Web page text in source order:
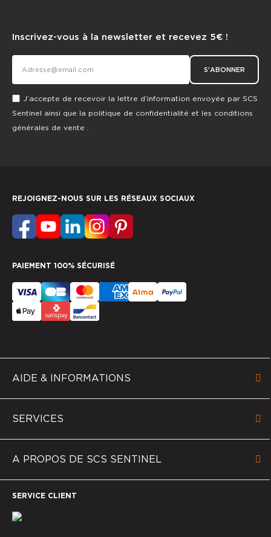
Inscrivez-vous à la newsletter et recevez 5€ !
S'ABONNER
J’accepte de recevoir la lettre d’information envoyée par SCS
Sentinel ainsi que la politique de confidentialité et les conditions
générales de vente
AIDE & INFORMATIONS
SERVICES
A PROPOS DE SCS SENTINEL
SERVICE CLIENT
REJOIGNEZ-NOUS SUR LES RÉSEAUX SOCIAUX
PAIEMENT 100% SÉCURISÉ